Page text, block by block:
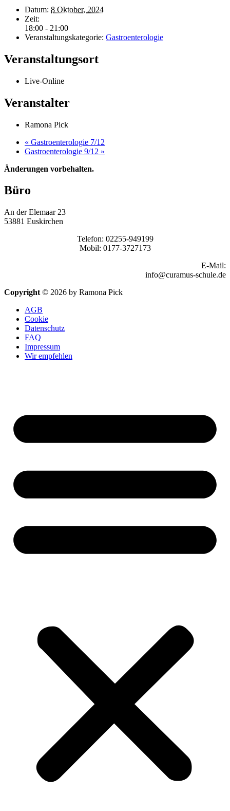
Datum: 8 Oktober, 2024
Zeit:
18:00 - 21:00
Veranstaltungskategorie: Gastroenterologie
Veranstaltungsort
Live-Online
Veranstalter
Ramona Pick
« Gastroenterologie 7/12
Gastroenterologie 9/12 »
Änderungen vorbehalten.
Büro
An der Elemaar 23
53881 Euskirchen
Telefon: 02255-949199
Mobil: 0177-3727173
E-Mail:
info@curamus-schule.de
Copyright © 2026 by Ramona Pick
AGB
Cookie
Datenschutz
FAQ
Impressum
Wir empfehlen